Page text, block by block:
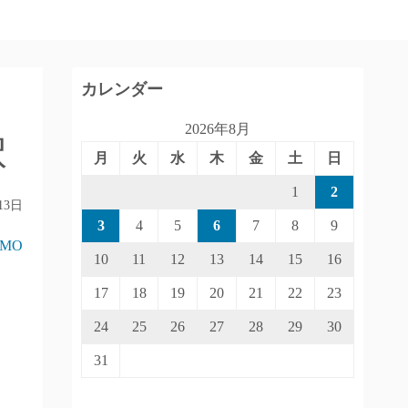
日
カレンダー
2026年8月
月
火 水 木 金 土 日
1 2
3 4 5 6 7 8 9
10 11 12 13 14 15 16
17 18 19 20 21 22 23
24 25 26 27 28 29 30
31